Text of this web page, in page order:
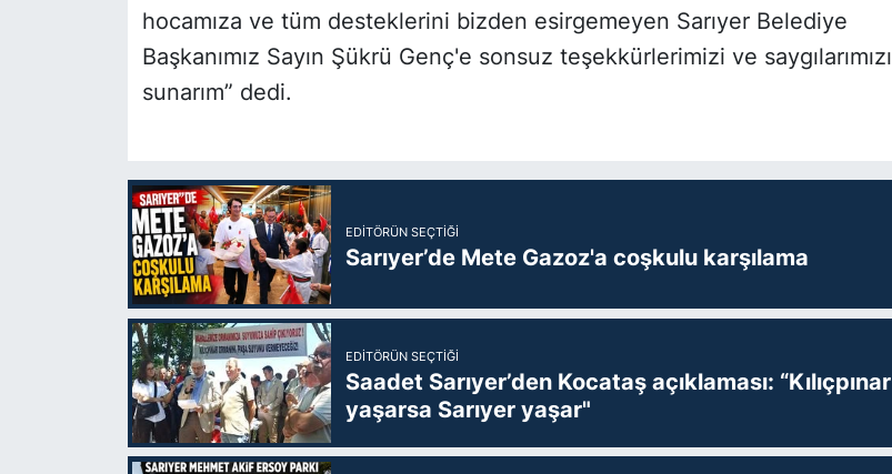
hocamıza ve tüm desteklerini bizden esirgemeyen Sarıyer Belediye
Başkanımız Sayın Şükrü Genç'e sonsuz teşekkürlerimizi ve saygılarımızı
sunarım” dedi.
EDITÖRÜN SEÇTIĞI
Sarıyer’de Mete Gazoz'a coşkulu karşılama
EDITÖRÜN SEÇTIĞI
Saadet Sarıyer’den Kocataş açıklaması: “Kılıçpınar
yaşarsa Sarıyer yaşar"